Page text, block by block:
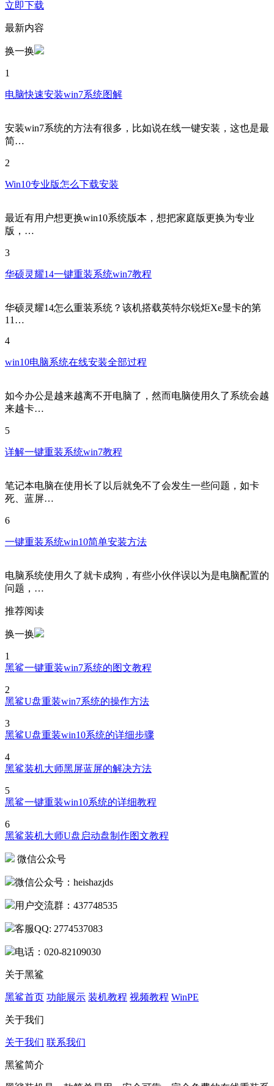
立即下载
最新内容
换一换
1
电脑快速安装win7系统图解
安装win7系统的方法有很多，比如说在线一键安装，这也是最
简…
2
Win10专业版怎么下载安装
最近有用户想更换win10系统版本，想把家庭版更换为专业
版，…
3
华硕灵耀14一键重装系统win7教程
华硕灵耀14怎么重装系统？该机搭载英特尔锐炬Xe显卡的第
11…
4
win10电脑系统在线安装全部过程
如今办公是越来越离不开电脑了，然而电脑使用久了系统会越
来越卡…
5
详解一键重装系统win7教程
笔记本电脑在使用长了以后就免不了会发生一些问题，如卡
死、蓝屏…
6
一键重装系统win10简单安装方法
电脑系统使用久了就卡成狗，有些小伙伴误以为是电脑配置的
问题，…
推荐阅读
换一换
1
黑鲨一键重装win7系统的图文教程
2
黑鲨U盘重装win7系统的操作方法
3
黑鲨U盘重装win10系统的详细步骤
4
黑鲨装机大师黑屏蓝屏的解决方法
5
黑鲨一键重装win10系统的详细教程
6
黑鲨装机大师U盘启动盘制作图文教程
微信公众号
微信公众号：heishazjds
用户交流群：437748535
客服QQ: 2774537083
电话：020-82109030
关于黑鲨
黑鲨首页 功能展示 装机教程 视频教程 WinPE
关于我们
关于我们 联系我们
黑鲨简介